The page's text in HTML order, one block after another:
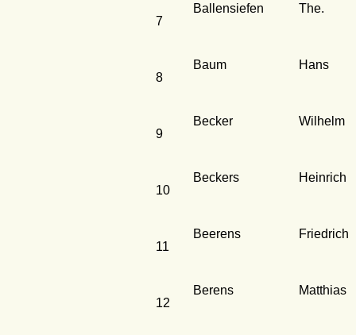
7
Ballensiefen The.
8
Baum Hans
9
Becker Wilhelm
10
Beckers Heinrich
11
Beerens Friedrich
12
Berens Matthias